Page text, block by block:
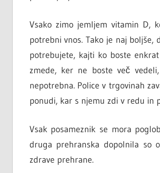
Vsako zimo jemljem vitamin
potrebni vnos. Tako je naj
potrebujete, kajti ko boste
zmede, ker ne boste več
nepotrebna. Police v trgovinah
ponudi, kar s njemu zdi v redu in
Vsak posameznik se mora
druga prehranska dopolnila so
zdrave prehrane.